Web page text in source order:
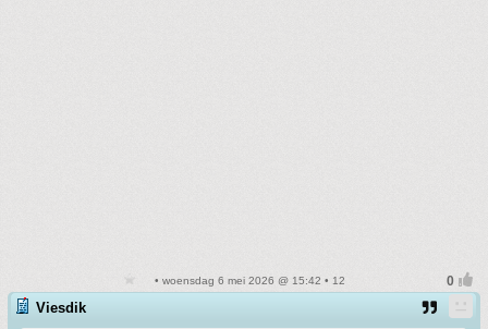
• woensdag 6 mei 2026 @ 15:42 • 12
Viesdik